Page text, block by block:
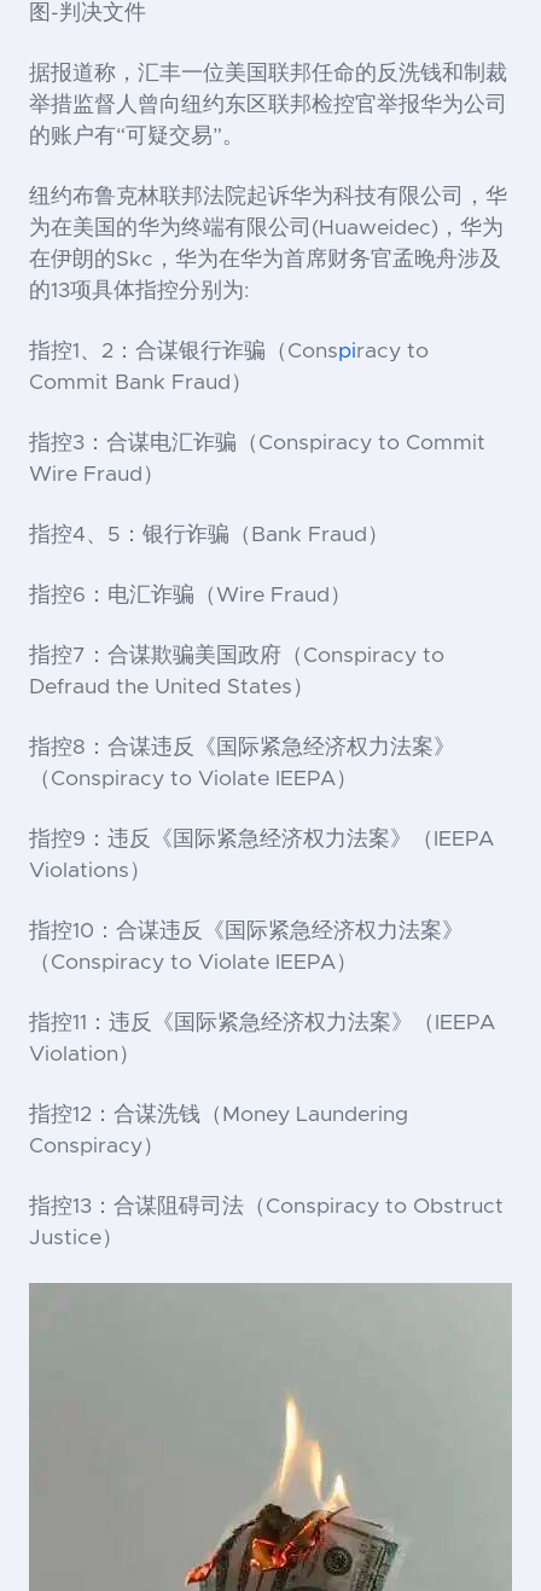
图-判决文件
据报道称，汇丰一位美国联邦任命的反洗钱和制裁
举措监督人曾向纽约东区联邦检控官举报华为公司
的账户有“可疑交易”。
纽约布鲁克林联邦法院起诉华为科技有限公司，华
为在美国的华为终端有限公司(Huaweidec)，华为
在伊朗的Skc，华为在华为首席财务官孟晚舟涉及
的13项具体指控分别为:
指控1、2：合谋银行诈骗（Conspiracy to
Commit Bank Fraud）
指控3：合谋电汇诈骗（Conspiracy to Commit
Wire Fraud）
指控4、5：银行诈骗（Bank Fraud）
指控6：电汇诈骗（Wire Fraud）
指控7：合谋欺骗美国政府（Conspiracy to
Defraud the United States）
指控8：合谋违反《国际紧急经济权力法案》
（Conspiracy to Violate IEEPA）
指控9：违反《国际紧急经济权力法案》（IEEPA
Violations）
指控10：合谋违反《国际紧急经济权力法案》
（Conspiracy to Violate IEEPA）
指控11：违反《国际紧急经济权力法案》（IEEPA
Violation）
指控12：合谋洗钱（Money Laundering
Conspiracy）
指控13：合谋阻碍司法（Conspiracy to Obstruct
Justice）